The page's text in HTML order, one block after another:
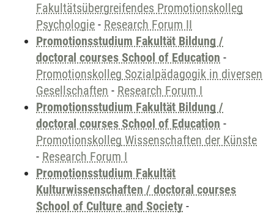
Fakultätsübergreifendes Promotionskolleg
Psychologie - Research Forum II
Promotionsstudium Fakultät Bildung /
doctoral courses School of Education -
Promotionskolleg Sozialpädagogik in diversen
Gesellschaften - Research Forum I
Promotionsstudium Fakultät Bildung /
doctoral courses School of Education -
Promotionskolleg Wissenschaften der Künste
- Research Forum I
Promotionsstudium Fakultät
Kulturwissenschaften / doctoral courses
School of Culture and Society -